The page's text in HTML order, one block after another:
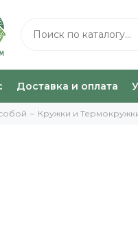
Доставка и оплата
Кружки и